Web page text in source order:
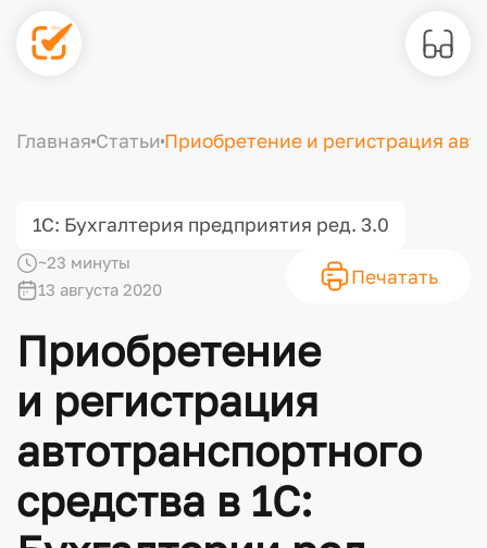
Главная Статьи Приобретение и регистрация
1С: Бухгалтерия предприятия ред. 3.0
~23 минуты
13 августа 2020
Печатать
Приобретение
и регистрация
автотранспортного
средства в 1С: